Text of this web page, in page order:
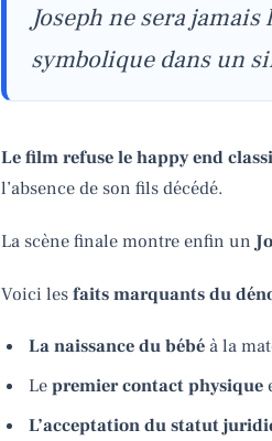
Joseph ne sera
symbolique dans un
Le film refuse le happy end
l’absence de son fils décédé.
La scène finale montre enfin un
Voici lesfaits marquants du
La naissance du bébéà la
Lepremier contact physique
L’acceptation du statut